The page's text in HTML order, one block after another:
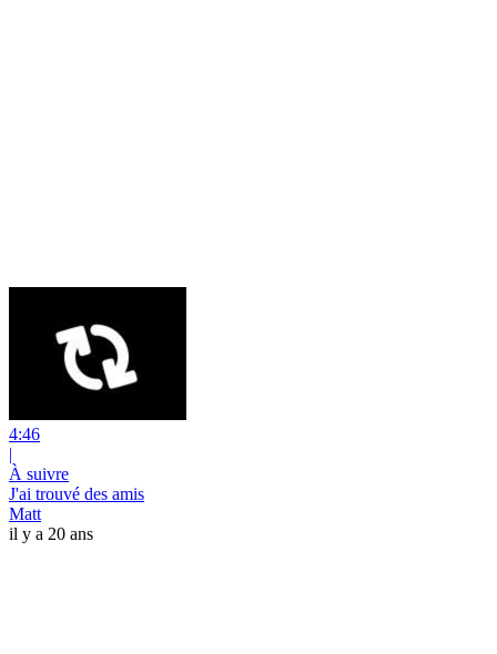
4:46
|
À suivre
J'ai trouvé des amis
Matt
il y a 20 ans